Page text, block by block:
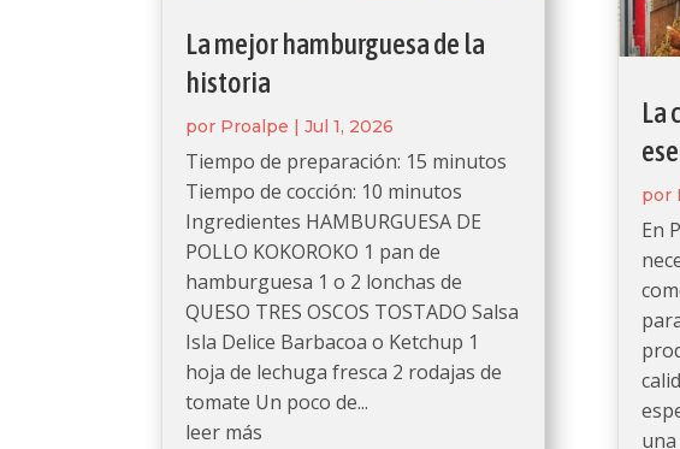
La mejor hamburguesa de la
historia
por Proalpe |Jul 1, 2026
Tiempo de preparación: 15 minutos
Tiempo de cocción: 10 minutos
Ingredientes HAMBURGUESA DE
POLLO KOKOROKO 1 pan de
hamburguesa 1 o 2 lonchas de
QUESO TRES OSCOS TOSTADO Salsa
Isla Delice Barbacoa o Ketchup 1
hoja de lechuga fresca 2 rodajas de
tomate Un poco de...
leer más
La
por
En